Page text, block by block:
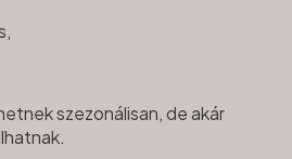
szezonálisan, de akár